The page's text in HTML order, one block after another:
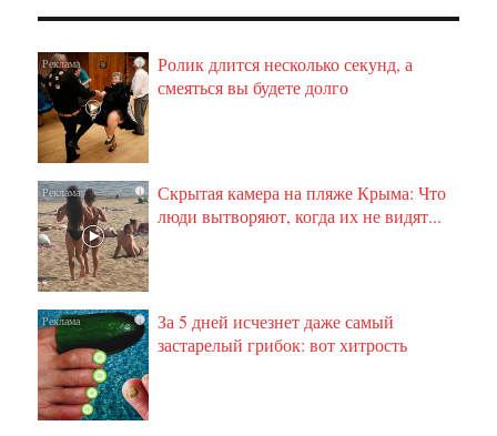
i
Ролик длится несколько секунд, а
смеяться вы будете долго
i
Скрытая камера на пляже Крыма: Что
люди вытворяют, когда их не видят...
i
За 5 дней исчезнет даже самый
застарелый грибок: вот хитрость